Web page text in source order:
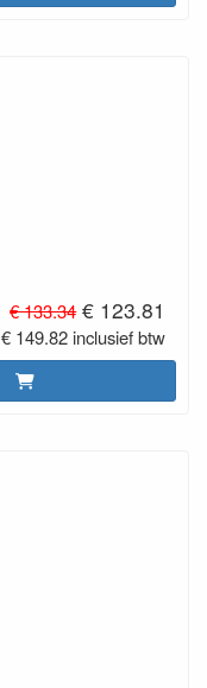
€ 133.34 € 123.81
€ 149.82 inclusief btw